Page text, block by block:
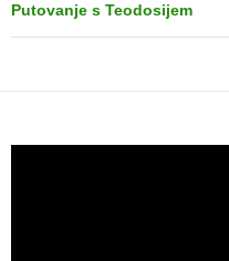
Putovanje s Teodosijem